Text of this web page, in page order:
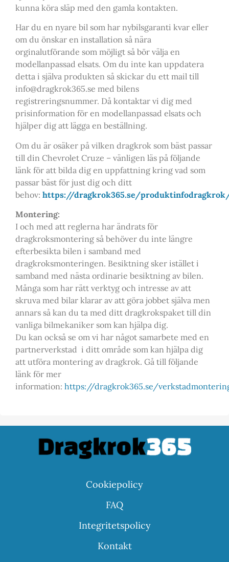
kunna köra släp med den gamla kontakten.
Har du en nyare bil som har nybilsgaranti kvar eller
om du önskar en installation så nära
orginalutförande som möjligt så bör välja en
modellanpassad elsats. Om du inte kan uppdatera
detta i själva produkten så skickar du ett mail till
info@dragkrok365.se med bilens
registreringsnummer. Då kontaktar vi dig med
prisinformation för en modellanpassad elsats och
hjälper dig att lägga en beställning.
Om du är osäker på vilken dragkrok som bäst passar
till din Chevrolet Cruze – vänligen läs på följande
länk för att bilda dig en uppfattning kring vad som
passar bäst för just dig och ditt
behov: https://dragkrok365.se/
Montering:
I och med att reglerna har ändrats för
dragkroksmontering så behöver du inte längre
efterbesikta bilen i samband med
dragkroksmonteringen. Besiktning sker istället i
samband med nästa ordinarie besiktning av bilen.
Många som har rätt verktyg och intresse av att
skruva med bilar klarar av att göra jobbet själva men
annars så kan du ta med ditt dragkrokspaket till din
vanliga bilmekaniker som kan hjälpa dig.
Du kan också se om vi har något samarbete med en
partnerverkstad i ditt område som kan hjälpa dig
att utföra montering av dragkrok. Gå till följande
länk för mer
information: https://dragkrok365.se/
Cookiepolicy
FAQ
Integritetspolicy
Kontakt